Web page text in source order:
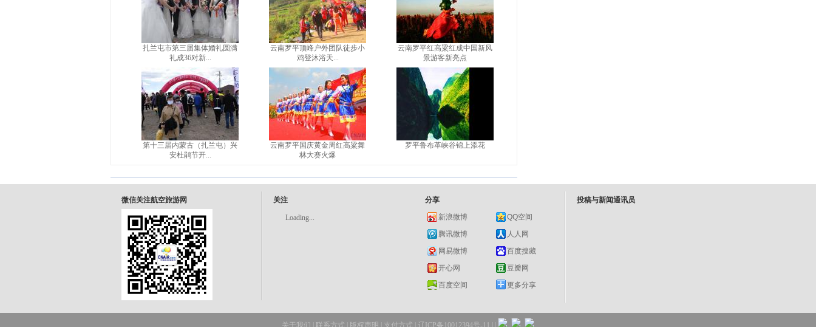
扎兰屯市第三届集体婚礼圆满
礼成36对新...
第十三届内蒙古（扎兰屯）兴
安杜鹃节开...
云南罗平顶峰户外团队徒步小
鸡登沐浴天...
云南罗平国庆黄金周红高粱舞
林大赛火爆
云南罗平红高粱红成中国新风
景游客新亮点
罗平鲁布革峡谷锦上添花
微信关注航空旅游网 关注
Loading...
分享
新浪微博
QQ空间
腾讯微博
人人网
网易微博
百度搜藏
开心网
豆瓣网
百度空间
更多分享
投稿与新闻通讯员
关于我们 联系方式 版权声明 支付方式 | 辽ICP备10012394号-11 |